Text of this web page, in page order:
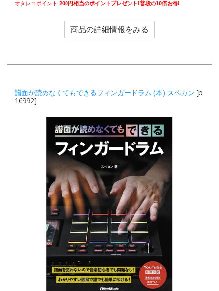
オタレコポイント 200円相当のポイントプレゼント!普段の10倍お得!
商品の詳細情報をみる
譜面が読めなくてもできるフィンガードラム (本) スペカン [p
16992]